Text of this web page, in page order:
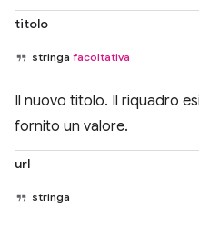
titolo
stringa facoltativa
Il nuovo titolo. Il riquadro
fornito un valore.
url
stringa